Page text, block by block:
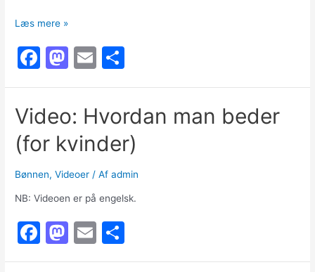
Ḥadīth:
tørstige
hund
Læs mere »
F
a
c
e
b
o
o
k
M
a
st
o
d
o
n
E
m
ai
l
h
ar
e
Video: Hvordan man beder
(for kvinder)
Bønnen,Videoer / Afadmin
NB: Videoen er på engelsk.
F
a
M
a
E
m h